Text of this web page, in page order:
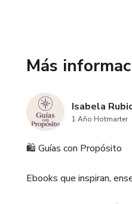
Más
Isabela
1 Año Hotmarter
🛍️ Guías con Propósito
Ebooks que inspiran,